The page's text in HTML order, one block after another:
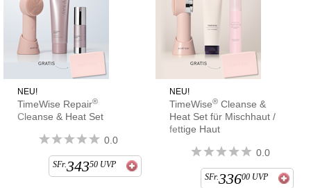
NEU!
TimeWise Repair®
Cleanse & Heat Set
0.0
SFr.34350 UVP
NEU!
TimeWise® Cleanse &
Heat Set für Mischhaut /
fettige Haut
0.0
SFr.33600 UVP